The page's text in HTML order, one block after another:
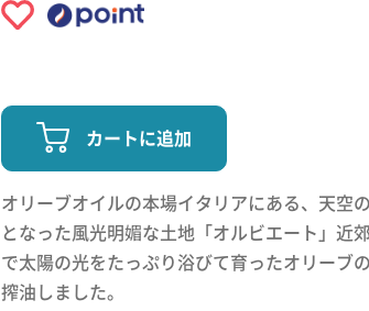
カートに追加
オリーブオイルの本場イタリアにある、天空
となった風光明媚な土地「オルビエート」近
で太陽の光をたっぷり浴びて育ったオリーブ
搾油しました。